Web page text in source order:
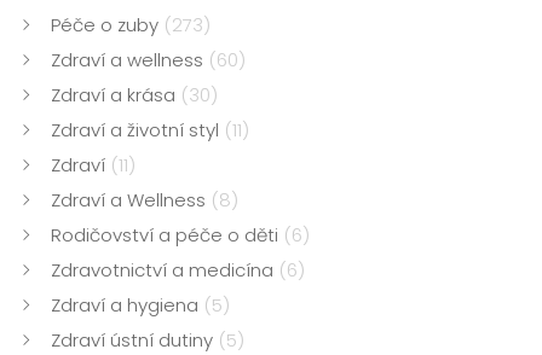
Péče o zuby (273)
Zdraví a wellness (60)
Zdraví a krása (30)
Zdraví a životní styl (11)
Zdraví (11)
Zdraví a Wellness (8)
Rodičovství a péče o děti (6)
Zdravotnictví a medicína (6)
Zdraví a hygiena (5)
Zdraví ústní dutiny (5)